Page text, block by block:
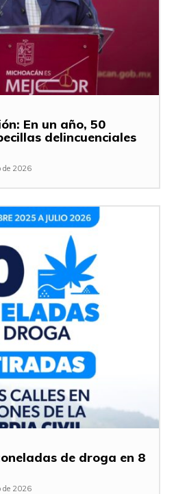
En un año, 50
delincuenciales
de 2026
de droga en 8
de 2026